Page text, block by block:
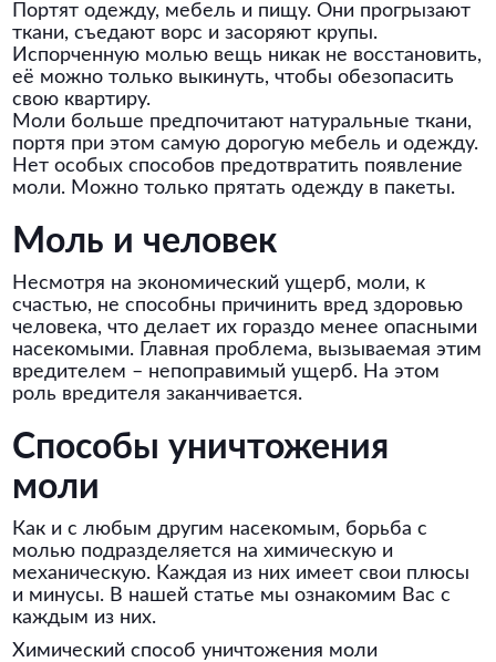
Портят одежду, мебель и пищу. Они прогрызают
ткани, съедают ворс и засоряют крупы.
Испорченную молью вещь никак не восстановить,
её можно только выкинуть, чтобы обезопасить
свою квартиру.
Моли больше предпочитают натуральные ткани,
портя при этом самую дорогую мебель и одежду.
Нет особых способов предотвратить появление
моли. Можно только прятать одежду в пакеты.
Моль и человек
Несмотря на экономический ущерб, моли, к
счастью, не способны причинить вред здоровью
человека, что делает их гораздо менее опасными
насекомыми. Главная проблема, вызываемая этим
вредителем – непоправимый ущерб. На этом
роль вредителя заканчивается.
Способы уничтожения
моли
Как и с любым другим насекомым, борьба с
молью подразделяется на химическую и
механическую. Каждая из них имеет свои плюсы
и минусы. В нашей статье мы ознакомим Вас с
каждым из них.
Химический способ уничтожения моли